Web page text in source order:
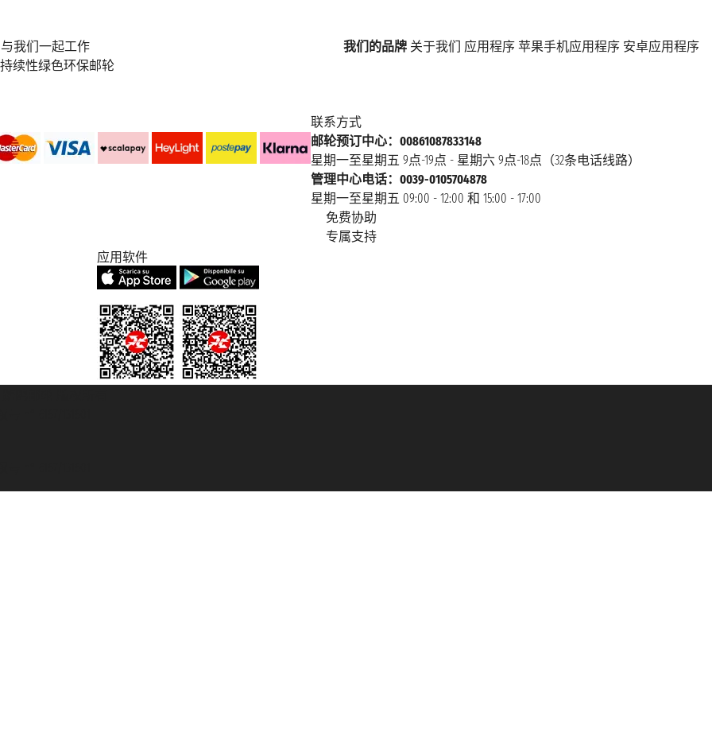
与我们一起工作 我们的品牌 关于我们 应用程序 苹果手机应用程序 安卓应用程序
续性绿色环保邮轮
联系方式
邮轮预订中心：00861087833148
星期一至星期五 9点-19点 - 星期六 9点-18点（32条电话线路）
管理中心电话：0039-0105704878
星期一至星期五 09:00 - 12:00 和 15:00 - 17:00
免费协助
专属支持
应用软件